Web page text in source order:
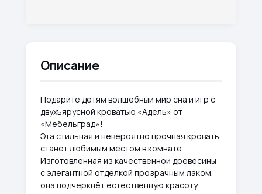
Описание
Подарите детям волшебный мир сна и игр с
двухъярусной кроватью «Адель» от
«Мебельград»!
Эта стильная и невероятно прочная кровать
станет любимым местом в комнате.
Изготовленная из качественной древесины
с элегантной отделкой прозрачным лаком,
она подчеркнёт естественную красоту